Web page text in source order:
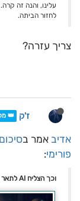
עלינו, והנה זה
לחזור הביתה.
צריך עזרה?
ז'ק 👑
אדיב אמר ב
פורימי:
וכך הצליח AI לתאר את